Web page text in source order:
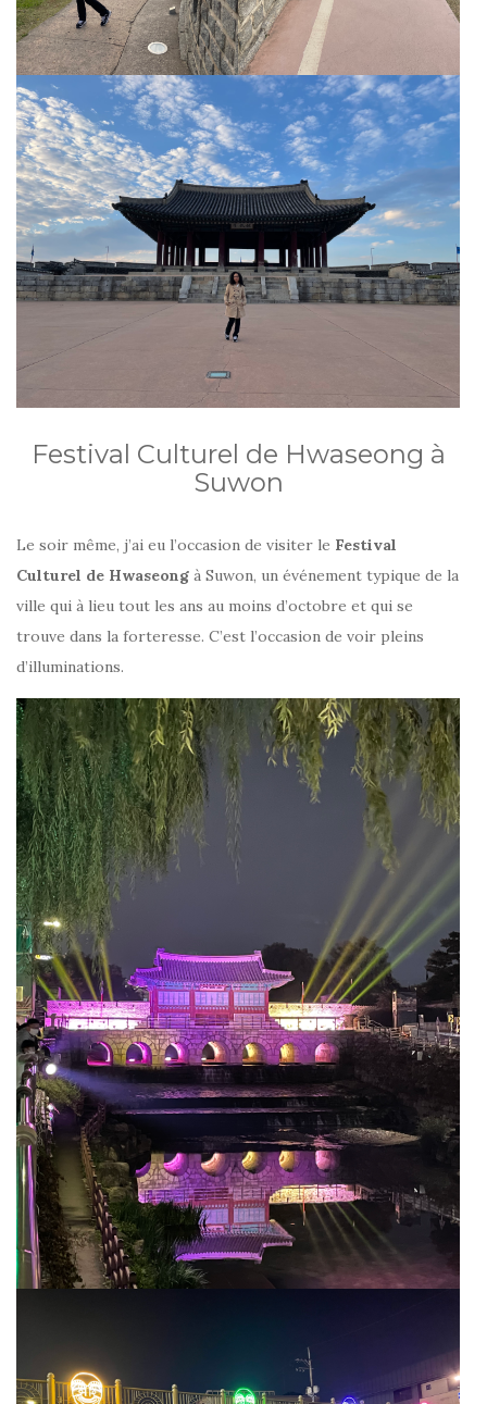
Festival Culturel de Hwaseong à
Suwon
Le soir même, j’ai eu l’occasion de visiter le Festival
Culturel de Hwaseong à Suwon, un événement typique de la
ville qui à lieu tout les ans au moins d’octobre et qui se
trouve dans la forteresse. C’est l’occasion de voir pleins
d’illuminations.